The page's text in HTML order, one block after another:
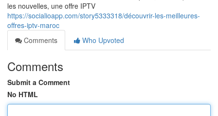
les nouvelles, une offre IPTV
https://socialioapp.com/story5333318/découvrir-les-meilleures-
offres-iptv-maroc
Comments
Who Upvoted
Comments
Submit a Comment
No HTML